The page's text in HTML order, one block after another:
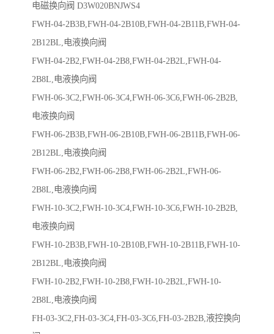
电磁换向阀 D3W020BNJWS4
FWH-04-2B3B,FWH-04-2B10B,FWH-04-2B11B,FWH-04-
2B12BL,电液换向阀
FWH-04-2B2,FWH-04-2B8,FWH-04-2B2L,FWH-04-
2B8L,电液换向阀
FWH-06-3C2,FWH-06-3C4,FWH-06-3C6,FWH-06-2B2B,
电液换向阀
FWH-06-2B3B,FWH-06-2B10B,FWH-06-2B11B,FWH-06-
2B12BL,电液换向阀
FWH-06-2B2,FWH-06-2B8,FWH-06-2B2L,FWH-06-
2B8L,电液换向阀
FWH-10-3C2,FWH-10-3C4,FWH-10-3C6,FWH-10-2B2B,
电液换向阀
FWH-10-2B3B,FWH-10-2B10B,FWH-10-2B11B,FWH-10-
2B12BL,电液换向阀
FWH-10-2B2,FWH-10-2B8,FWH-10-2B2L,FWH-10-
2B8L,电液换向阀
FH-03-3C2,FH-03-3C4,FH-03-3C6,FH-03-2B2B,液控换向